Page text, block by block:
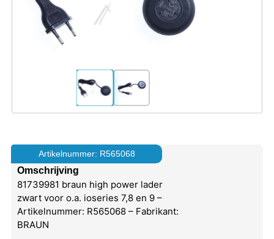
Artikelnummer: R565068
Omschrijving
81739981 braun high power lader
zwart voor o.a. ioseries 7,8 en 9 –
Artikelnummer: R565068 – Fabrikant:
BRAUN